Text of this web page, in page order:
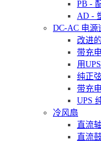
PB -
AD -
DC-AC 电源
改进
带充
用
纯正
带充
UPS
冷风扇
直流
直流